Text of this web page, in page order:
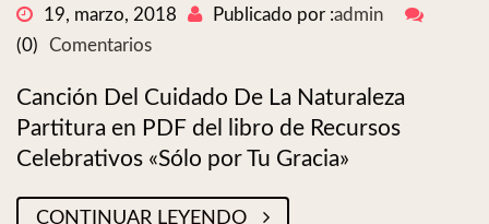
19, marzo, 2018 Publicado por :admin
(0)
Comentarios
Canción Del Cuidado De La Naturaleza
Partitura en PDF del libro de Recursos
Celebrativos «Sólo por Tu Gracia»
CONTINUAR LEYENDO